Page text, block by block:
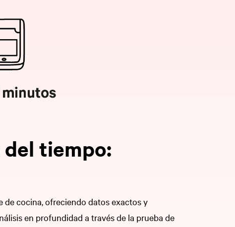
tiempo:
de cocina, ofreciendo datos exactos y
en profundidad a través de la prueba de